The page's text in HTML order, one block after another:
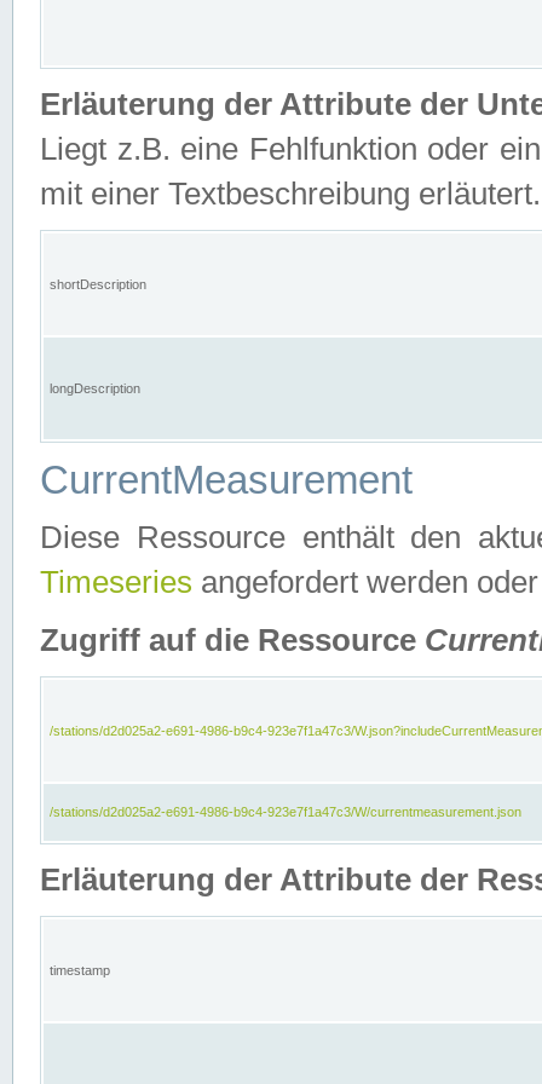
Erläuterung der Attribute der
Liegt z.B. eine Fehlfunktion oder
mit einer Textbeschreibung erläutert.
shortDescription
longDescription
CurrentMeasurement
Diese Ressource enthält den
Timeseries angefordert werden
Zugriff auf die Ressource
/stations/d2d025a2-e691-4986-b9c4-923e7f1a47c3/
/stations/d2d025a2-e691-4986-b9c4-923e7f1a47c3/W/currentmeasurement.json
Erläuterung der Attribute der
timestamp